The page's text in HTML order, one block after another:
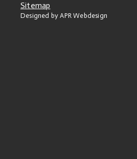
Sitemap
Designed by APR Webdesign